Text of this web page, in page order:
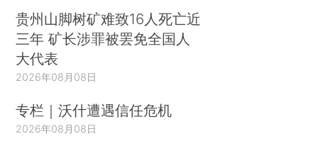
贵州山脚树矿难致16人死亡近
三年 矿长涉罪被罢免全国人
大代表
2026年08月08日
专栏｜沃什遭遇信任危机
2026年08月08日